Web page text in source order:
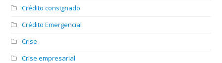
Crédito consignado
Crédito Emergencial
Crise
Crise empresarial